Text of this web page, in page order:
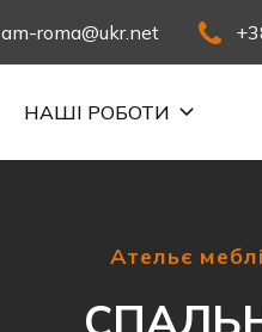
am-roma@ukr.net
НАШІ РОБОТИ
Ательє